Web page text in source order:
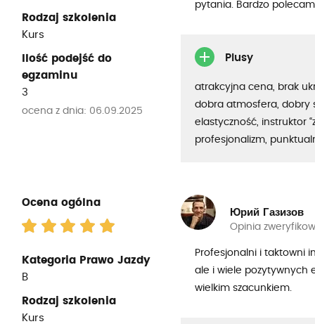
Rodzaj szkolenia
Kurs
Ilość podejść do
egzaminu
3
ocena z dnia: 06.09.2025
pytania. Bardzo
Plusy
atrakcyjna cena, brak
dobra atmosfera, dobry
elastyczność, instruktor
profesjonalizm,
Ocena ogólna
Kategoria Prawo Jazdy
B
Rodzaj szkolenia
Kurs
Юрий Газизов
Opinia
Profesjonalni i taktowni
ale i wiele pozytywnych
wielkim szacunkiem.